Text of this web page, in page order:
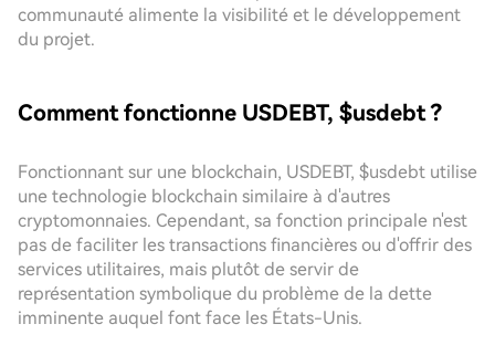
communauté alimente la visibilité et le développement
du projet.
Comment fonctionne USDEBT, $usdebt ?
Fonctionnant sur une blockchain, USDEBT, $usdebt utilise
une technologie blockchain similaire à d'autres
cryptomonnaies. Cependant, sa fonction principale n'est
pas de faciliter les transactions financières ou d'offrir des
services utilitaires, mais plutôt de servir de
représentation symbolique du problème de la dette
imminente auquel font face les États-Unis.